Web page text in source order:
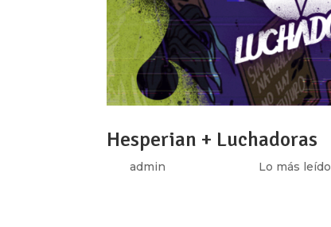
Hesperian + Luchadoras
poradmin Lo más leído